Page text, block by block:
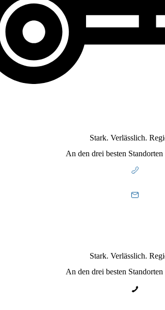
Stark. Verlässlich.
An den drei besten
Stark. Verlässlich.
An den drei besten